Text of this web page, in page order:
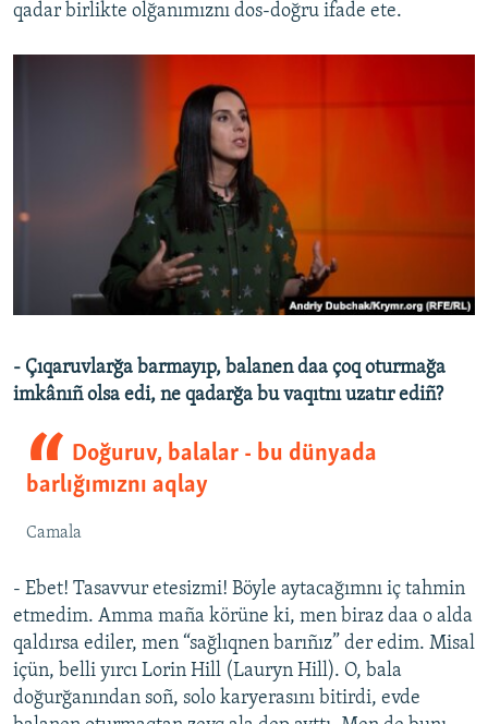
qadar birlikte olğanımıznı dos-doğru ifade ete.
- Çıqaruvlarğa barmayıp, balanen daa çoq oturmağa
imkânıñ olsa edi, ne qadarğa bu vaqıtnı uzatır ediñ?
Doğuruv, balalar - bu dünyada
barlığımıznı aqlay
Camala
- Ebet! Tasavvur etesizmi! Böyle aytacağımnı iç tahmin
etmedim. Amma maña körüne ki, men biraz daa o alda
qaldırsa ediler, men “sağlıqnen barıñız” der edim. Misal
içün, belli yırcı Lorin Hill (Lauryn Hill). O, bala
doğurğanından soñ, solo karyerasını bitirdi, evde